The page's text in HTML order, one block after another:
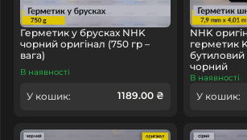
Герметик у брусках NHK
чорний оригінал (750 гр –
вага)
В наявності
У кошик: 1189.00 ₴
NHK
герметик
чорний
В наявності
У кошик: